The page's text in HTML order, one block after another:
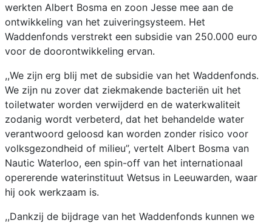
werkten Albert Bosma en zoon Jesse mee aan de
ontwikkeling van het zuiveringsysteem. Het
Waddenfonds verstrekt een subsidie van 250.000 euro
voor de doorontwikkeling ervan.
,,We zijn erg blij met de subsidie van het Waddenfonds.
We zijn nu zover dat ziekmakende bacteriën uit het
toiletwater worden verwijderd en de waterkwaliteit
zodanig wordt verbeterd, dat het behandelde water
verantwoord geloosd kan worden zonder risico voor
volksgezondheid of milieu’’, vertelt Albert Bosma van
Nautic Waterloo, een spin-off van het internationaal
opererende waterinstituut Wetsus in Leeuwarden, waar
hij ook werkzaam is.
,,Dankzij de bijdrage van het Waddenfonds kunnen we